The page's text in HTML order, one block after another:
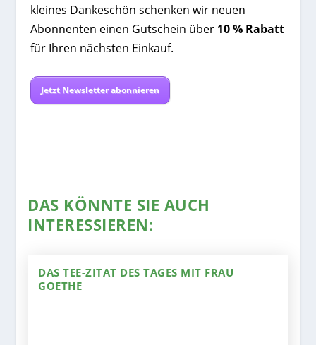
kleines Dankeschön schenken wir neuen
Abonnenten einen Gutschein über 10 % Rabatt
für Ihren nächsten Einkauf.
Jetzt Newsletter abonnieren
DAS KÖNNTE SIE AUCH
INTERESSIEREN:
DAS TEE-ZITAT DES TAGES MIT FRAU
GOETHE